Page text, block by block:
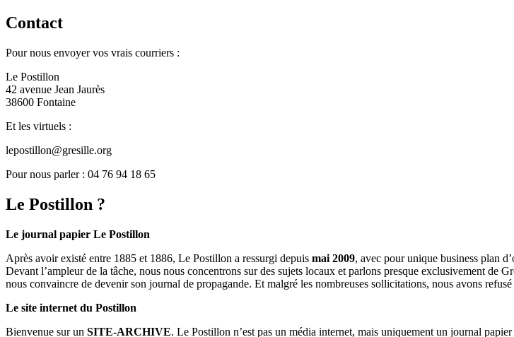
Contact
Pour nous envoyer vos vrais courriers :
Le Postillon
42 avenue Jean Jaurès
38600 Fontaine
Et les virtuels :
lepostillon@gresille.org
Pour nous parler : 04 76 94 18 65
Le Postillon ?
Le journal papier Le Postillon
Après avoir existé entre 1885 et 1886, Le Postillon a ressurgi depuis mai 2009, avec pour unique business plan
Devant l’ampleur de la tâche, nous nous concentrons sur des sujets locaux et parlons presque exclusivement de
nous convaincre de devenir son journal de propagande. Et malgré les nombreuses sollicitations, nous avons
Le site internet du Postillon
Bienvenue sur un SITE-ARCHIVE. Le Postillon n’est pas un média internet, mais uniquement un journal